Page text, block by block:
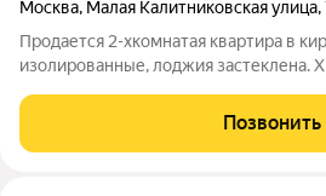
Москва, Малая Калитниковская улица,
Продается 2-хкомнатая квартира в
изолированные, лоджия застеклена.
монастыря, здесь хранятся мощи
7минут. Отличная
Позвонить